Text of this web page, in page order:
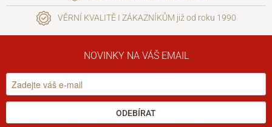
VĚRNÍ KVALITĚ I ZÁKAZNÍKŮM již od roku 1990
NOVINKY NA VÁŠ EMAIL
ODEBÍRAT